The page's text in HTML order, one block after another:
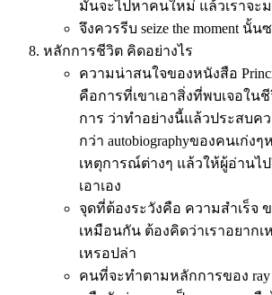
มันจะไปหาคนใหม่ แล้วเราจะ
จึงควรรีบ seize the moment นั้น
หลักการชีวิต คิดอย่างไร
ความน่าสนใจของหนังสือ
คือการที่เขาเอาสิ่งที่พบเจอใน
การ ว่าทำอย่างนี้แล้วประสบค
กว่า autobiographyของคนเก่ง
เหตุการณ์ต่างๆ แล้วให้ผู้อ่านไ
เอาเอง
จุดที่ต้องระวังคือ ความสำเร็จ
เหมือนกัน ต้องคิดว่าเราอยากเ
เหรอปล่า
คนที่จะทำตามหลักการของ ray